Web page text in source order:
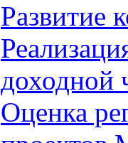
Развитие
доходной
Оценка